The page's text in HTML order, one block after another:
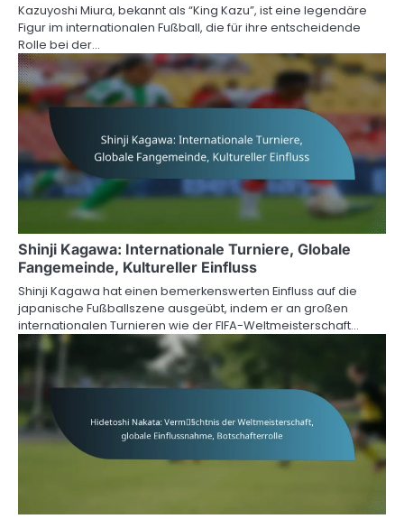
Kazuyoshi Miura, bekannt als “King Kazu”, ist eine legendäre
Figur im internationalen Fußball, die für ihre entscheidende
Rolle bei der…
Shinji Kagawa: Internationale Turniere, Globale
Fangemeinde, Kultureller Einfluss
Shinji Kagawa hat einen bemerkenswerten Einfluss auf die
japanische Fußballszene ausgeübt, indem er an großen
internationalen Turnieren wie der FIFA-Weltmeisterschaft…